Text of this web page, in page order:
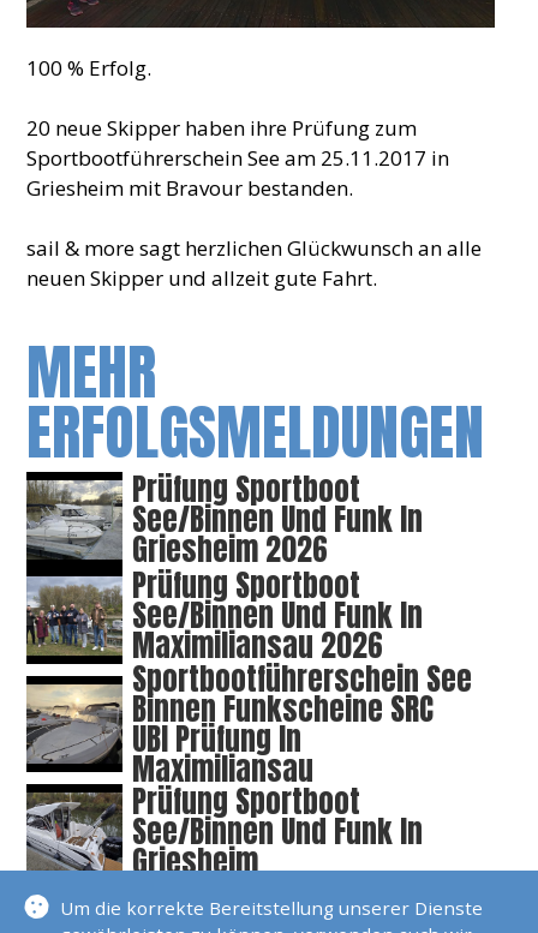
100 % Erfolg.
20 neue Skipper haben ihre Prüfung zum
Sportbootführerschein See am 25.11.2017 in
Griesheim mit Bravour bestanden.
sail & more sagt herzlichen Glückwunsch an alle
neuen Skipper und allzeit gute Fahrt.
MEHR
ERFOLGSMELDUNGEN
Prüfung Sportboot
See/Binnen Und Funk In
Griesheim 2026
Prüfung Sportboot
See/Binnen Und Funk In
Maximiliansau 2026
Sportbootführerschein See
Binnen Funkscheine SRC
UBI Prüfung In
Maximiliansau
Prüfung Sportboot
See/Binnen Und Funk In
Griesheim
SKS Prüfungstörn Trogir
Um die korrekte Bereitstellung unserer Dienste